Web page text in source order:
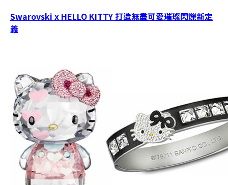
Swarovski x HELLO KITTY 打造無盡可愛璀璨閃爍新定
義